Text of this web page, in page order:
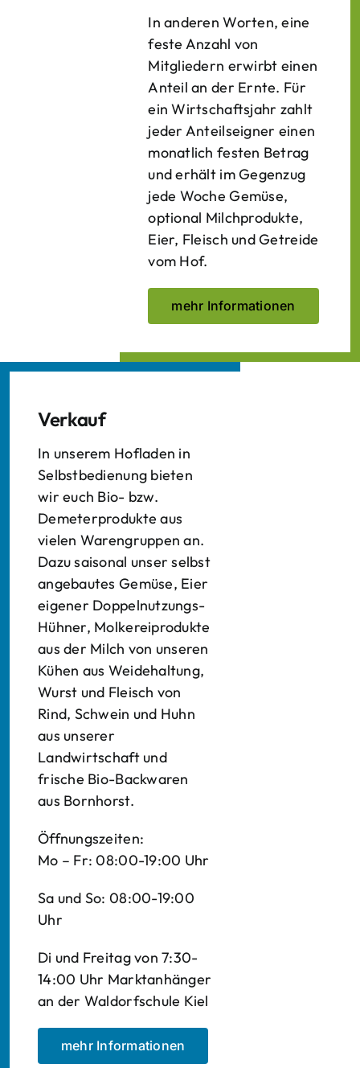
In anderen Worten, eine
feste Anzahl von
Mitgliedern erwirbt einen
Anteil an der Ernte. Für
ein Wirtschaftsjahr zahlt
jeder Anteilseigner einen
monatlich festen Betrag
und erhält im Gegenzug
jede Woche Gemüse,
optional Milchprodukte,
Eier, Fleisch und Getreide
vom Hof.
mehr Informationen
Verkauf
In unserem Hofladen in
Selbstbedienung bieten
wir euch Bio- bzw.
Demeterprodukte aus
vielen Warengruppen an.
Dazu saisonal unser selbst
angebautes Gemüse, Eier
eigener Doppelnutzungs-
Hühner, Molkereiprodukte
aus der Milch von unseren
Kühen aus Weidehaltung,
Wurst und Fleisch von
Rind, Schwein und Huhn
aus unserer
Landwirtschaft und
frische Bio-Backwaren
aus Bornhorst.
Öffnungszeiten:
Mo – Fr: 08:00-19:00 Uhr
Sa und So: 08:00-19:00
Uhr
Di und Freitag von 7:30-
14:00 Uhr Marktanhänger
an der Waldorfschule Kiel
mehr Informationen